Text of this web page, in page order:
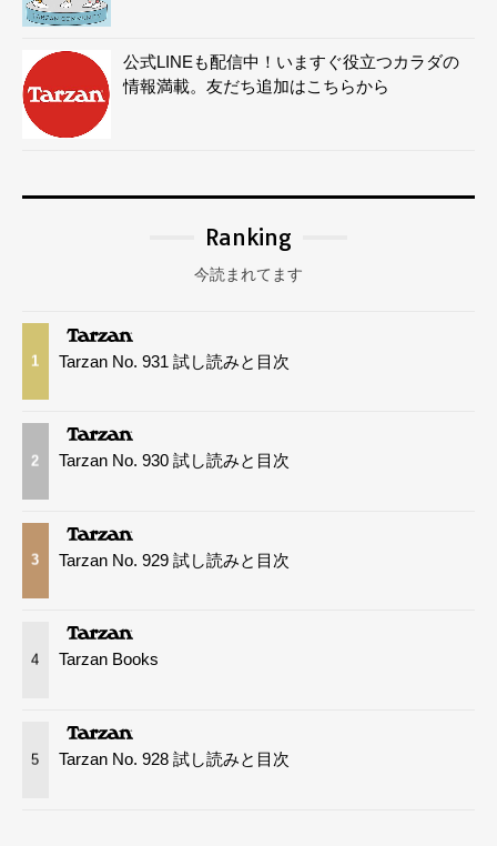
公式LINEも配信中！いますぐ役立つカラダの
情報満載。友だち追加はこちらから
Ranking
今読まれてます
1 Tarzan No. 931 試し読みと目次
2 Tarzan No. 930 試し読みと目次
3 Tarzan No. 929 試し読みと目次
4 Tarzan Books
5 Tarzan No. 928 試し読みと目次